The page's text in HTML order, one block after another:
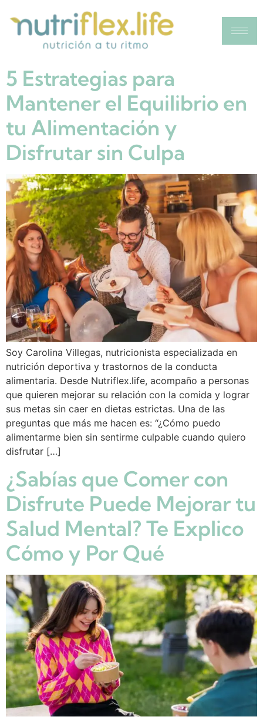
Categoría: Blog
Your blog category
5 Estrategias para
Mantener el Equilibrio en
tu Alimentación y
Disfrutar sin Culpa
Soy Carolina Villegas, nutricionista especializada en
nutrición deportiva y trastornos de la conducta
alimentaria. Desde Nutriflex.life, acompaño a personas
que quieren mejorar su relación con la comida y lograr
sus metas sin caer en dietas estrictas. Una de las
preguntas que más me hacen es: “¿Cómo puedo
alimentarme bien sin sentirme culpable cuando quiero
disfrutar […]
¿Sabías que Comer con
Disfrute Puede Mejorar tu
Salud Mental? Te Explico
Cómo y Por Qué